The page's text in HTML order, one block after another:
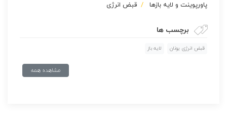
پاورپوينت و لایه بازها قبض انرژی
برچسب ها
قبض انرژی یونان لایه باز
مشاهده همه